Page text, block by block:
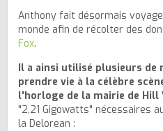
Anthony fait désormais
monde afin de récolter des
Fox.
Il a ainsi utilisé plusieurs de
prendre vie à la célèbre
l'horloge de la mairie de Hill
"2,21 Gigowatts" nécessaires
la Delorean :